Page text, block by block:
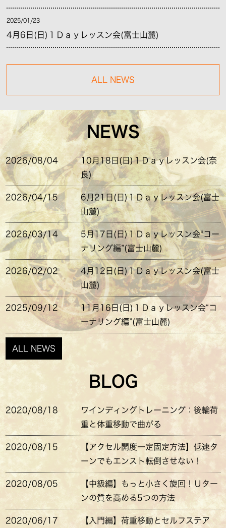
2025/01/23
4月6日(日)１Ｄａｙレッスン会(富士山麓)
ALL NEWS
NEWS
2026/08/04
10月18日(日)１Ｄａｙレッスン会(奈
良)
2026/04/15
6月21日(日)１Ｄａｙレッスン会(富士
山麓)
2026/03/14
5月17日(日)１Ｄａｙレッスン会“コー
ナリング編”(富士山麓)
2026/02/02
4月12日(日)１Ｄａｙレッスン会(富士
山麓)
2025/09/12
11月16日(日)１Ｄａｙレッスン会“コ
ーナリング編”(富士山麓)
ALL NEWS
BLOG
2020/08/18
ワインディングトレーニング：後輪荷
重と体重移動で曲がる
2020/08/15
【アクセル開度一定固定方法】低速タ
ーンでもエンスト転倒させない！
2020/08/05
【中級編】もっと小さく旋回！Ｕター
ンの質を高める5つの方法
2020/06/17 【入門編】荷重移動とセルフステア